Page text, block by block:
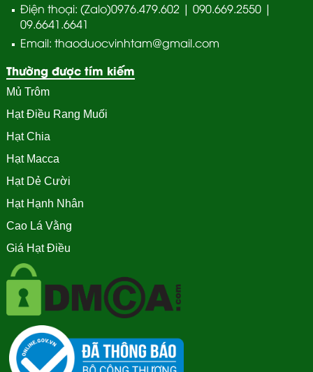
Điện thoại: (Zalo)0976.479.602 | 090.669.2550 |
09.6641.6641
Email: thaoduocvinhtam@gmail.com
Thường được tím kiếm
Mủ Trôm
Hạt Điều Rang Muối
Hạt Chia
Hạt Macca
Hạt Dẻ Cười
Hạt Hạnh Nhân
Cao Lá Vằng
Giá Hạt Điều